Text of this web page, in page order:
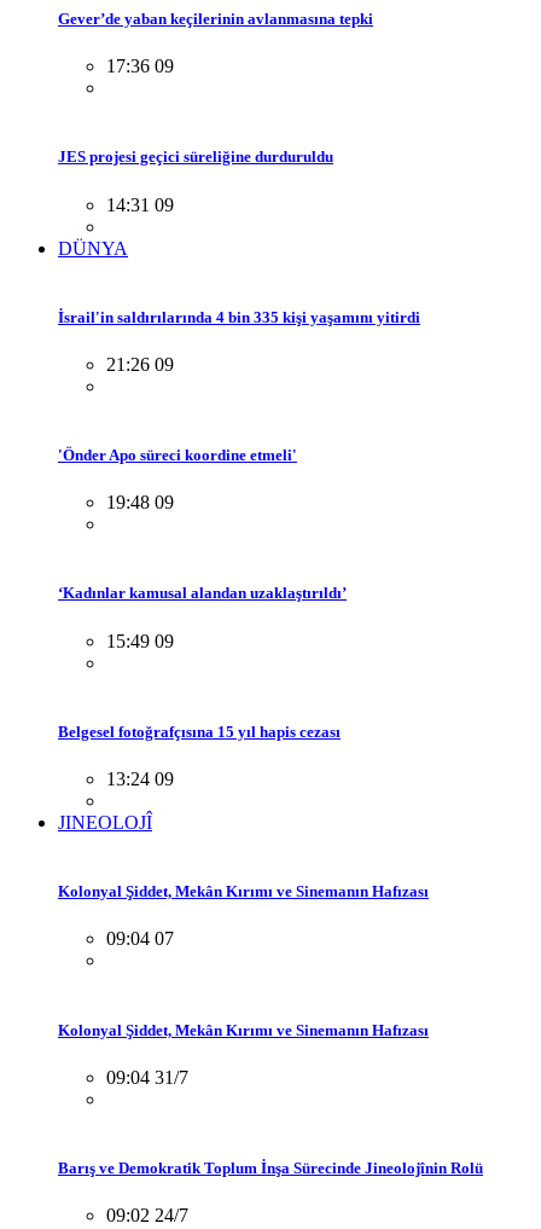
Gever’de yaban keçilerinin avlanmasına tepki
17:36 09
JES projesi geçici süreliğine durduruldu
14:31 09
DÜNYA
İsrail'in saldırılarında 4 bin 335 kişi yaşamını yitirdi
21:26 09
'Önder Apo süreci koordine etmeli'
19:48 09
‘Kadınlar kamusal alandan uzaklaştırıldı’
15:49 09
Belgesel fotoğrafçısına 15 yıl hapis cezası
13:24 09
JINEOLOJÎ
Kolonyal Şiddet, Mekân Kırımı ve Sinemanın Hafızası
09:04 07
Kolonyal Şiddet, Mekân Kırımı ve Sinemanın Hafızası
09:04 31/7
Barış ve Demokratik Toplum İnşa Sürecinde Jineolojînin Rolü
09:02 24/7